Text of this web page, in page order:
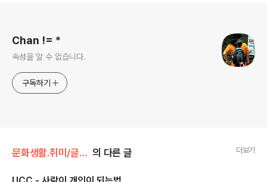
Chan != *
속성을 알 수 없습니다.
구독하기
문화생활.취미/글쓰기 의 다른 글 더보기